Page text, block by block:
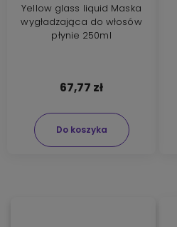
Yellow glass liquid Maska
wygładzająca do włosów
płynie 250ml
67,77 zł
Do koszyka